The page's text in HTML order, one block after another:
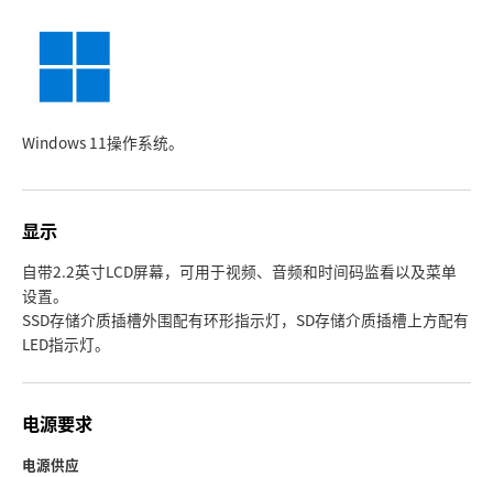
Windows 11操作系统。
显示
自带2.2英寸LCD屏幕，可用于视频、音频和时间码监看以及菜单
设置。
SSD存储介质插槽外围配有环形指示灯，SD存储介质插槽上方配有
LED指示灯。
电源要求
电源供应